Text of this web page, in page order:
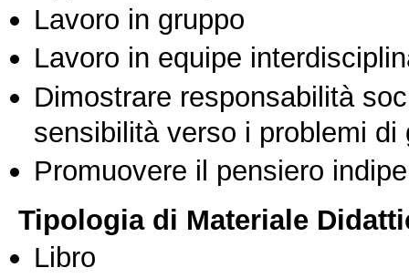
Lavoro in gruppo
Lavoro in equipe
Dimostrare responsabilità
sensibilità verso i problemi di
Promuovere il pensiero
Tipologia di Materiale
Libro